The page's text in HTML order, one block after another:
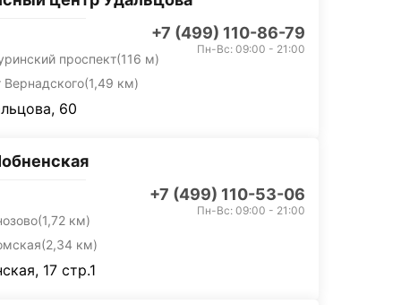
+7 (499) 110-86-79
проспект(116 м)
Вернадского(1,49 км)
Пн-Вс: 09:00 - 21:00
60
+7 (499) 110-53-06
(1,72 км)
(2,34 км)
Пн-Вс: 09:00 - 21:00
17 стр.1